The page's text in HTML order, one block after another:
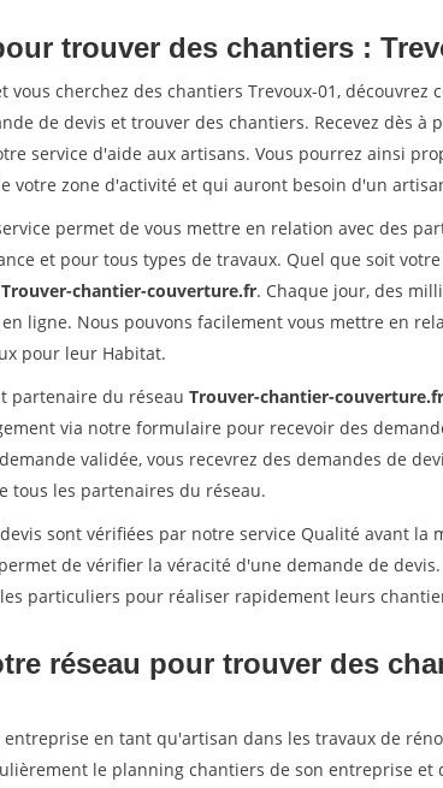
trouver des chantiers :
vous cherchez des chantiers Trevoux-01, découvrez
de devis et trouver des chantiers. Recevez dès à
service d'aide aux artisans. Vous pourrez ainsi
votre zone d'activité et qui auront besoin d'un
permet de vous mettre en relation avec des
et pour tous types de travaux. Quel que soit
Trouver-chantier-couverture.fr. Chaque jour, des
ligne. Nous pouvons facilement vous mettre en
pour leur Habitat.
partenaire du réseau Trouver-chantier-couverture.fr
via notre formulaire pour recevoir des
validée, vous recevrez des demandes de
tous les partenaires du réseau.
sont vérifiées par notre service Qualité avant la
de vérifier la véracité d'une demande de
particuliers pour réaliser rapidement leurs
réseau pour trouver des
en tant qu'artisan dans les travaux de
le planning chantiers de son entreprise et